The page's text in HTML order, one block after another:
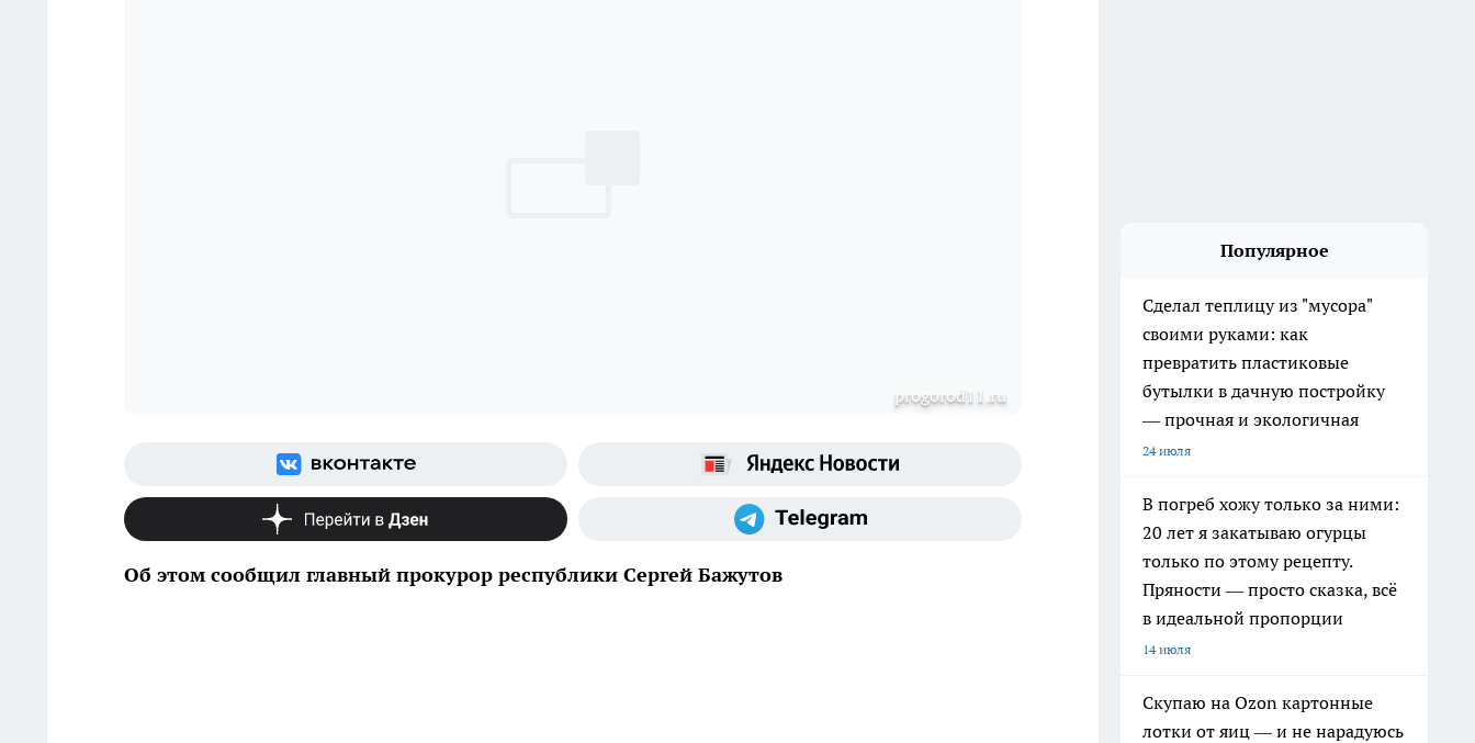
progorod11.ru
Об этом сообщил главный прокурор республики Сергей Бажутов
Популярное
Сделал теплицу из "мусора"
своими руками: как
превратить пластиковые
бутылки в дачную постройку
— прочная и экологичная
24 июля
В погреб хожу только за ними:
20 лет я закатываю огурцы
только по этому рецепту.
Пряности — просто сказка, всё
в идеальной пропорции
14 июля
Скупаю на Ozon картонные
лотки от яиц — и не нарадуюсь